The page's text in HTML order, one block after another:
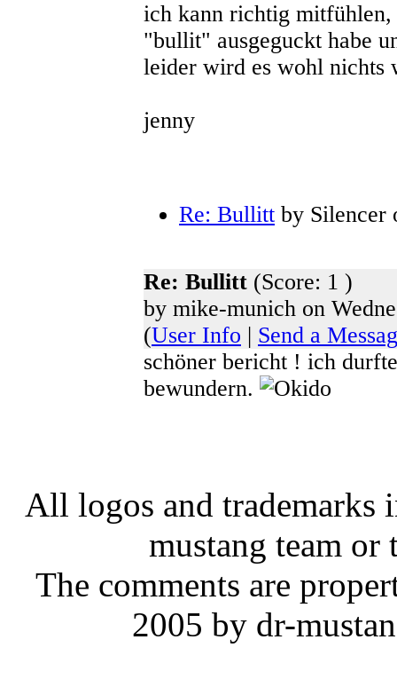
ich kann richtig
"bullit" ausgeguckt habe
leider wird es wohl nichts
jenny
Re: Bullitt by Silencer
Re: Bullitt (Score: 1 )
by mike-munich on
(User Info | Send a
schöner bericht ! ich
bewundern.
All logos and trademarks
mustang team or
The comments are
2005 by dr-